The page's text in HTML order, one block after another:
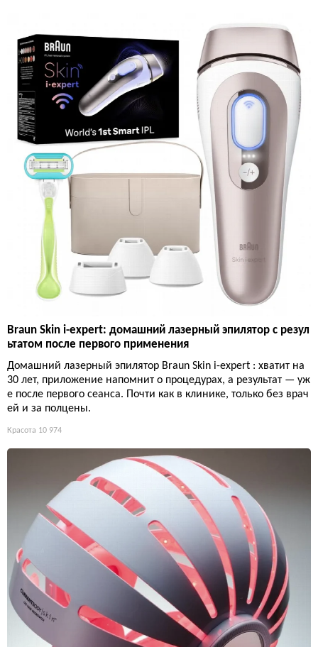
Braun Skin i-expert: домашний лазерный эпилятор с резул
ьтатом после первого применения
Домашний лазерный эпилятор Braun Skin i-expert : хватит на
30 лет, приложение напомнит о процедурах, а результат — уж
е после первого сеанса. Почти как в клинике, только без врач
ей и за полцены.
Красота 10 974